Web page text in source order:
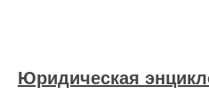
Юридическая